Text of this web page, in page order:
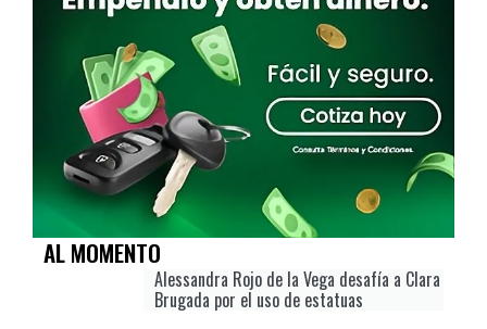
AL MOMENTO
Alessandra Rojo de la Vega desafía a Clara
Brugada por el uso de estatuas